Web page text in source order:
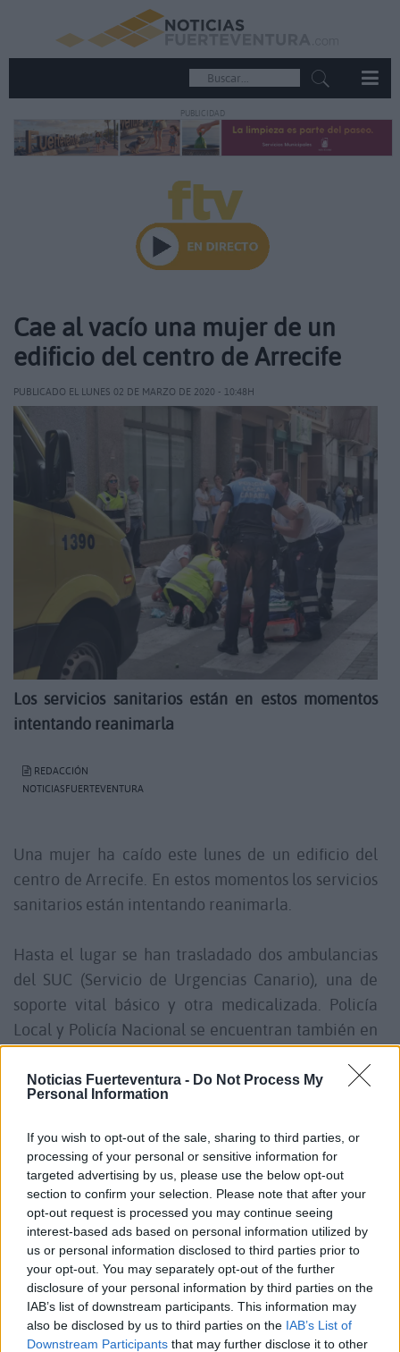
Noticias Fuerteventura - Do Not Process My
Personal Information
If you wish to opt-out of the sale, sharing to third parties, or
processing of your personal or sensitive information for
targeted advertising by us, please use the below opt-out
section to confirm your selection. Please note that after your
opt-out request is processed you may continue seeing
interest-based ads based on personal information utilized by
us or personal information disclosed to third parties prior to
your opt-out. You may separately opt-out of the further
disclosure of your personal information by third parties on the
IAB’s list of downstream participants. This information may
also be disclosed by us to third parties on the IAB’s List of
Downstream Participants that may further disclose it to other
PUBLICIDAD
Cae al vacío una mujer de un
edificio del centro de Arrecife
PUBLICADO EL LUNES 02 DE MARZO DE 2020 - 10:48H
Los servicios sanitarios están en estos momentos
intentando reanimarla
REDACCIÓN
NOTICIASFUERTEVENTURA
Una mujer ha caído este lunes de un edificio del
centro de Arrecife. En estos momentos los servicios
sanitarios están intentando reanimarla.
Hasta el lugar se han trasladado dos ambulancias
del SUC (Servicio de Urgencias Canario), una de
soporte vital básico y otra medicalizada. Policía
Local y Policía Nacional se encuentran también en
LO MÁS LEÍDO
Fallece un bebé de 20 meses por un
golpe de calor en Fuerteventura
¿EN QUÉ MOMENTO DEJAMOS DE SER
HUMANOS?. Por Maite de Vera Cabrera